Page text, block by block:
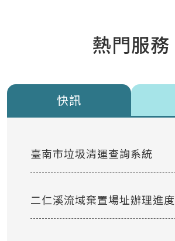
熱門服務
快訊
臺南市垃圾清運查詢系統
二仁溪流域棄置場址辦理進度